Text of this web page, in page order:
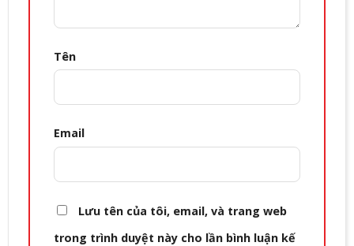
Tên
Email
Lưu tên của tôi, email, và trang web
trong trình duyệt này cho lần bình luận kế